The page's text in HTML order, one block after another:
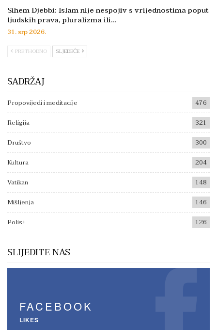
Sihem Djebbi: Islam nije nespojiv s vrijednostima poput
ljudskih prava, pluralizma ili…
31. srp 2026.
PRETHODNO SLJEDEĆE
SADRŽAJ
Propovijedi i meditacije
476
Religija
321
Društvo
300
Kultura
204
Vatikan
148
Mišljenja
146
Polis+
126
SLIJEDITE NAS
FACEBOOK
LIKES